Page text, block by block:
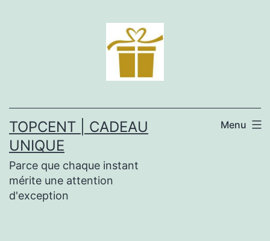
TOPCENT | CADEAU
UNIQUE
Parce que chaque instant
mérite une attention
d'exception
Menu